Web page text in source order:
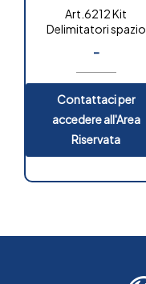
Art.6212 Kit
Delimitatori spazio
-
Contattaci per
accedere all'Area
Riservata